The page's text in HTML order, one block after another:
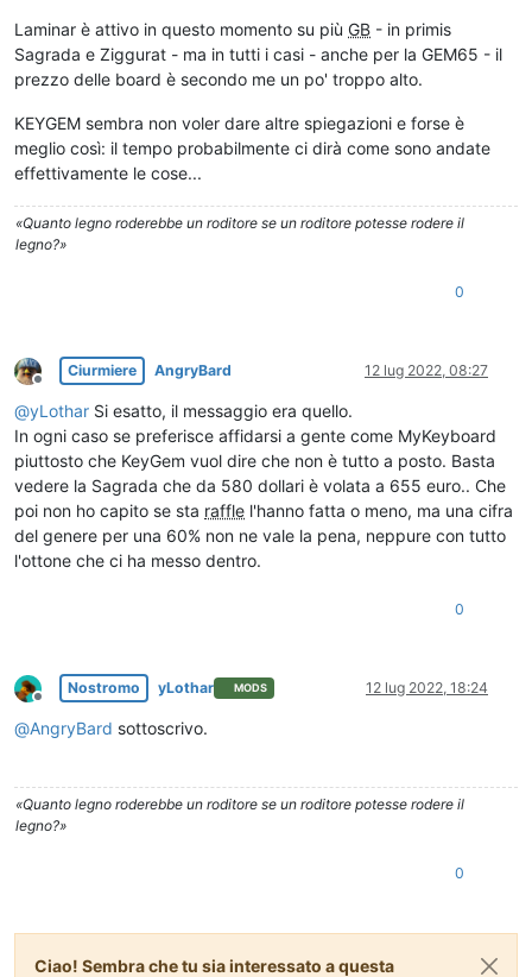
Laminar è attivo in questo momento su più GB - in primis
Sagrada e Ziggurat - ma in tutti i casi - anche per la GEM65 - il
prezzo delle board è secondo me un po' troppo alto.
KEYGEM sembra non voler dare altre spiegazioni e forse è
meglio così: il tempo probabilmente ci dirà come sono andate
effettivamente le cose...
«Quanto legno roderebbe un roditore se un roditore potesse rodere il
legno?»
0
Non in linea
Ciurmiere AngryBard 12 lug 2022, 08:27
@yLothar Si esatto, il messaggio era quello.
In ogni caso se preferisce affidarsi a gente come MyKeyboard
piuttosto che KeyGem vuol dire che non è tutto a posto. Basta
vedere la Sagrada che da 580 dollari è volata a 655 euro.. Che
poi non ho capito se sta raffle l'hanno fatta o meno, ma una cifra
del genere per una 60% non ne vale la pena, neppure con tutto
l'ottone che ci ha messo dentro.
0
Non in linea
Nostromo yLothar MODS 12 lug 2022, 18:24
@AngryBard sottoscrivo.
«Quanto legno roderebbe un roditore se un roditore potesse rodere il
legno?»
0
Ciao! Sembra che tu sia interessato a questa